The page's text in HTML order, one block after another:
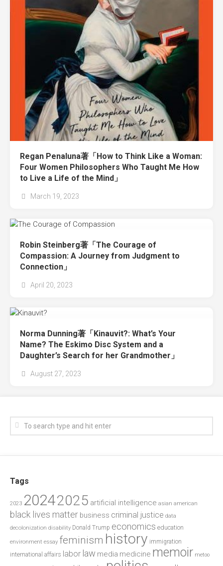
Regan Penaluna著「How to Think Like a Woman:
Four Women Philosophers Who Taught Me How
to Live a Life of the Mind」
March 19, 2023
Robin Steinberg著「The Courage of
Compassion: A Journey from Judgment to
Connection」
April 20, 2023
Norma Dunning著「Kinauvit?: What’s Your
Name? The Eskimo Disc System and a
Daughter’s Search for her Grandmother」
August 27, 2023
Tags
2023 20242025 artificial intelligence asian american
black lives matter business criminal justice data
decolonization disability Donald Trump economics education
environment essay feminism history immigration
international affairs labor law media medicine memoir metoo